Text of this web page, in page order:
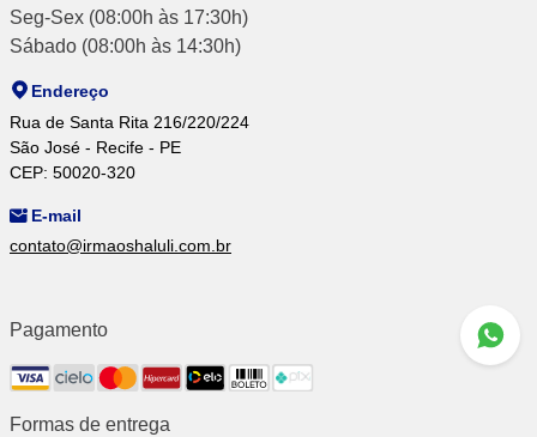
Seg-Sex (08:00h às 17:30h)
Sábado (08:00h às 14:30h)
Endereço
Rua de Santa Rita 216/220/224
São José - Recife - PE
CEP: 50020-320
E-mail
contato@irmaoshaluli.com.br
Pagamento
Formas de entrega